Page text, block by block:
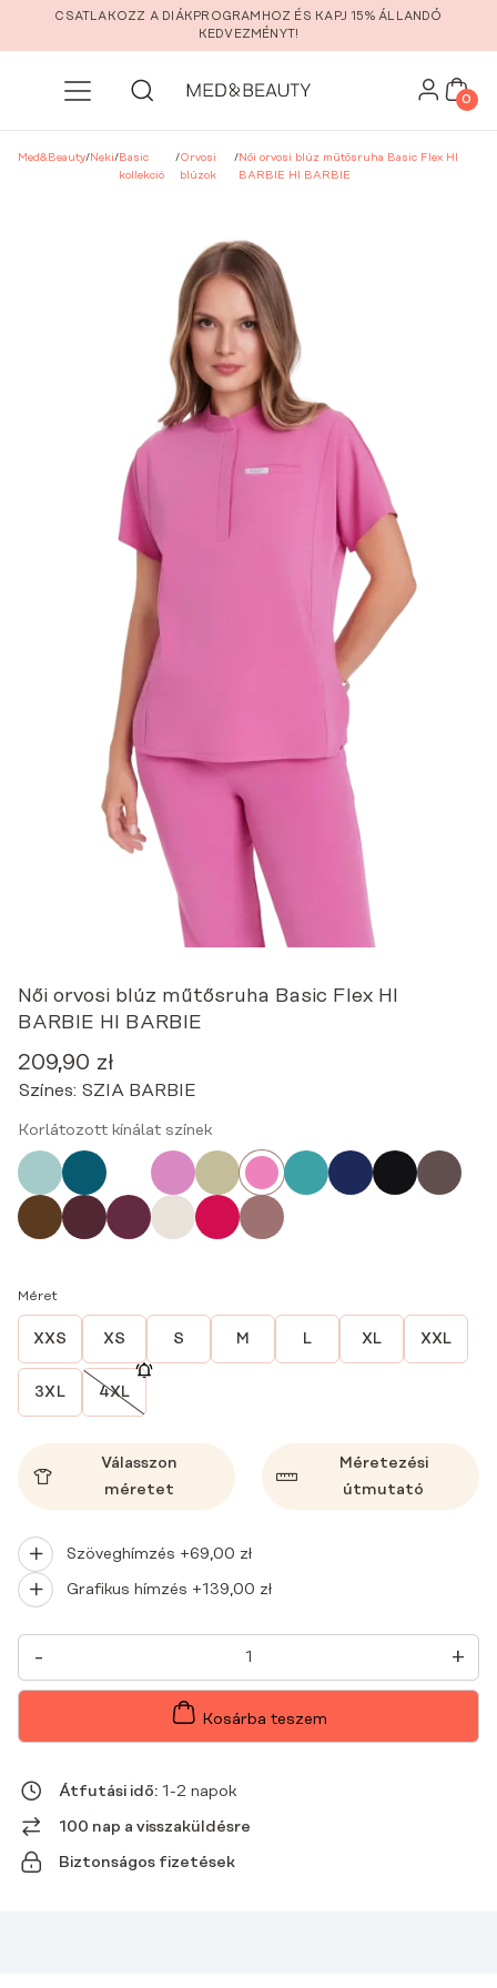
Ugrás a fő tartalomra
CSATLAKOZZ A DIÁKPROGRAMHOZ ÉS KAPJ 15% ÁLLANDÓ
KEDVEZMÉNYT!
0
Med&Beauty/Neki/Basic
kollekció
/Orvosi
blúzok
/Női orvosi blúz műtősruha Basic Flex HI
BARBIE HI BARBIE
Női orvosi blúz műtősruha Basic Flex HI
BARBIE HI BARBIE
209,90 zł
Színes: SZIA BARBIE
Korlátozott kínálat színek
Méret
XXS XS S M L XL XXL
3XL 4XL
Válasszon
méretet
Méretezési
útmutató
Szöveghímzés +69,00 zł
Grafikus hímzés +139,00 zł
-
NŐI
ORVOSI
BLÚZ
MŰTŐSRUHA
HI
BARBIE
MENNYISÉG
+
Kosárba teszem
Átfutási idő: 1-2 napok
100 nap a visszaküldésre
Biztonságos fizetések